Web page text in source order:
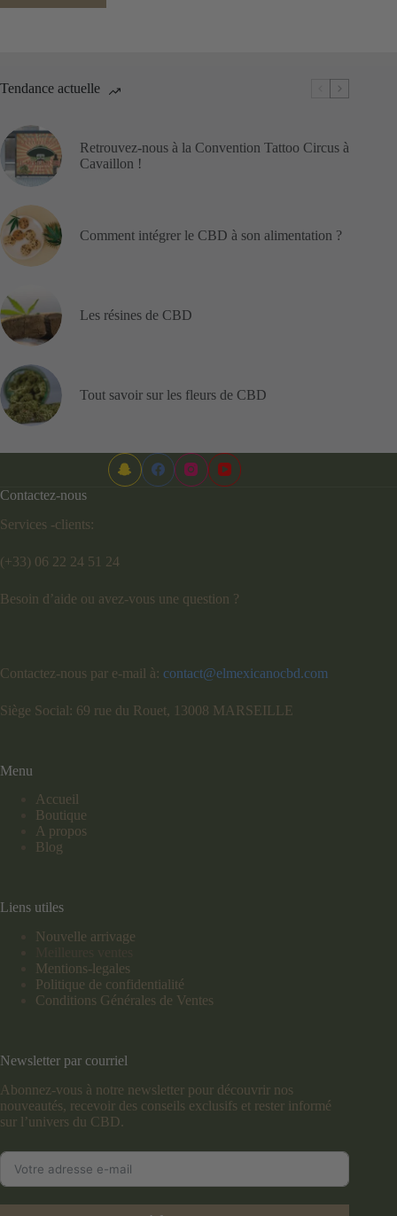
Tendance actuelle
Retrouvez-nous à la Convention Tattoo Circus à
Cavaillon !
Comment intégrer le CBD à son alimentation ?
Les résines de CBD
Tout savoir sur les fleurs de CBD
Contactez-nous
Services -clients:
(+33) 06 22 24 51 24
Besoin d’aide ou avez-vous une question ?
Contactez-nous par e-mail à: contact@elmexicanocbd.com
Siège Social: 69 rue du Rouet, 13008 MARSEILLE
Menu
Accueil
Boutique
A propos
Blog
Liens utiles
Nouvelle arrivage
Mentions-legales
Politique de confidentialité
Conditions Générales de Ventes
Newsletter par courriel
Abonnez-vous à notre newsletter pour découvrir nos
nouveautés, recevoir des conseils exclusifs et rester informé
sur l’univers du CBD.